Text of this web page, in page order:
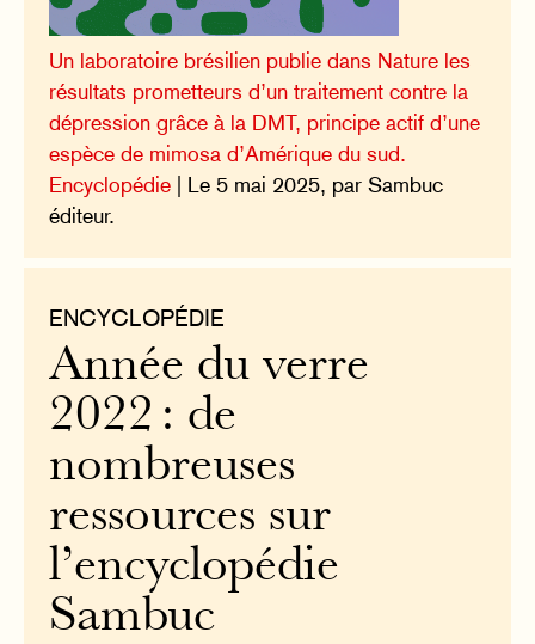
Un laboratoire brésilien publie dans Nature les
résultats prometteurs d’un traitement contre la
dépression grâce à la DMT, principe actif d’une
espèce de mimosa d’Amérique du sud.
Encyclopédie | Le 5 mai 2025, par Sambuc
éditeur.
ENCYCLOPÉDIE
Année du verre
2022 : de
nombreuses
ressources sur
l’encyclopédie
Sambuc